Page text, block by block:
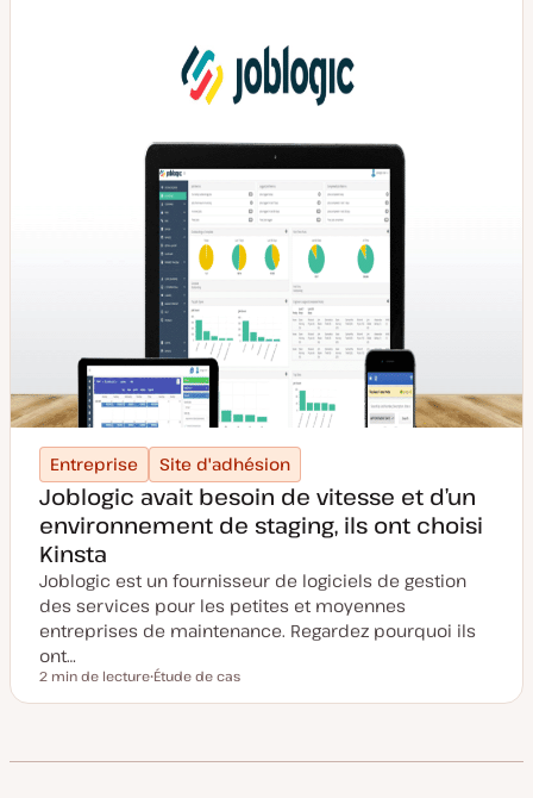
o
Entreprise Site d'adhésion
Joblogic avait besoin de vitesse et d’un
environnement de staging, ils ont choisi
Kinsta
Joblogic est un fournisseur de logiciels de gestion
des services pour les petites et moyennes
entreprises de maintenance. Regardez pourquoi ils
ont…
Temps de lecture
2 min de lecture
y
Étude de cas